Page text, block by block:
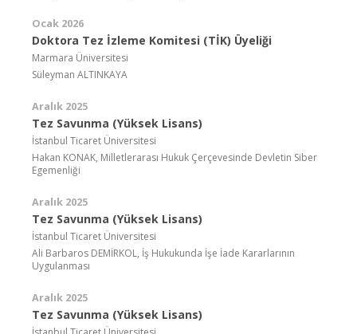
Ocak 2026
Doktora Tez İzleme Komitesi (TİK) Üyeliği
Marmara Üniversitesi
Süleyman ALTINKAYA
Aralık 2025
Tez Savunma (Yüksek Lisans)
İstanbul Ticaret Üniversitesi
Hakan KONAK, Milletlerarası Hukuk Çerçevesinde Devletin Siber
Egemenliği
Aralık 2025
Tez Savunma (Yüksek Lisans)
İstanbul Ticaret Üniversitesi
Ali Barbaros DEMİRKOL, İş Hukukunda İşe İade Kararlarının
Uygulanması
Aralık 2025
Tez Savunma (Yüksek Lisans)